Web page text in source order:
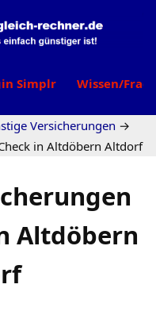
Simplr Wissen/
Versicherungen →
in Altdöbern Altdorf
Altdöbern